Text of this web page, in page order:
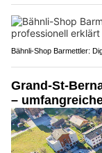
Bähnli-Shop Barmettler:
Grand-St-
–